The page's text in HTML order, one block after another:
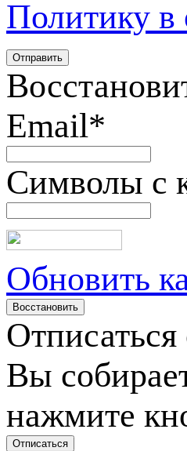
Политику в
Email*
Символы с
Обновить
Вы
нажмите